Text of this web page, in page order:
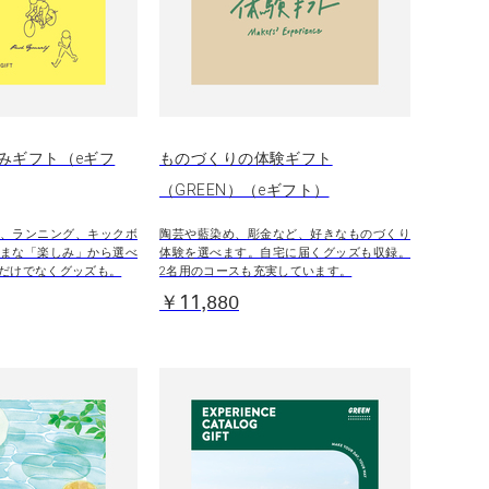
ギフト（eギフ
ランニング、キックボ
な「楽しみ」から選べ
けでなくグッズも。
ものづくりの体験ギフト
（GREEN）（eギフト）
陶芸や藍染め、彫金など、好きなものづくり
体験を選べます。自宅に届くグッズも収録。
2名用のコースも充実しています。
￥11,880